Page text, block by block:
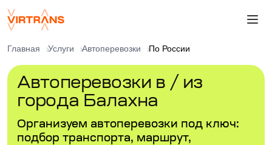
Главная Услуги Автоперевозки По России
Автоперевозки в / из
города Балахна
Организуем автоперевозки под ключ:
подбор транспорта, маршрут,